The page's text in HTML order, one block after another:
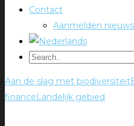
Contact
Aanmelden
Aan de slag met biodiversiteit
financeLandelijk gebied